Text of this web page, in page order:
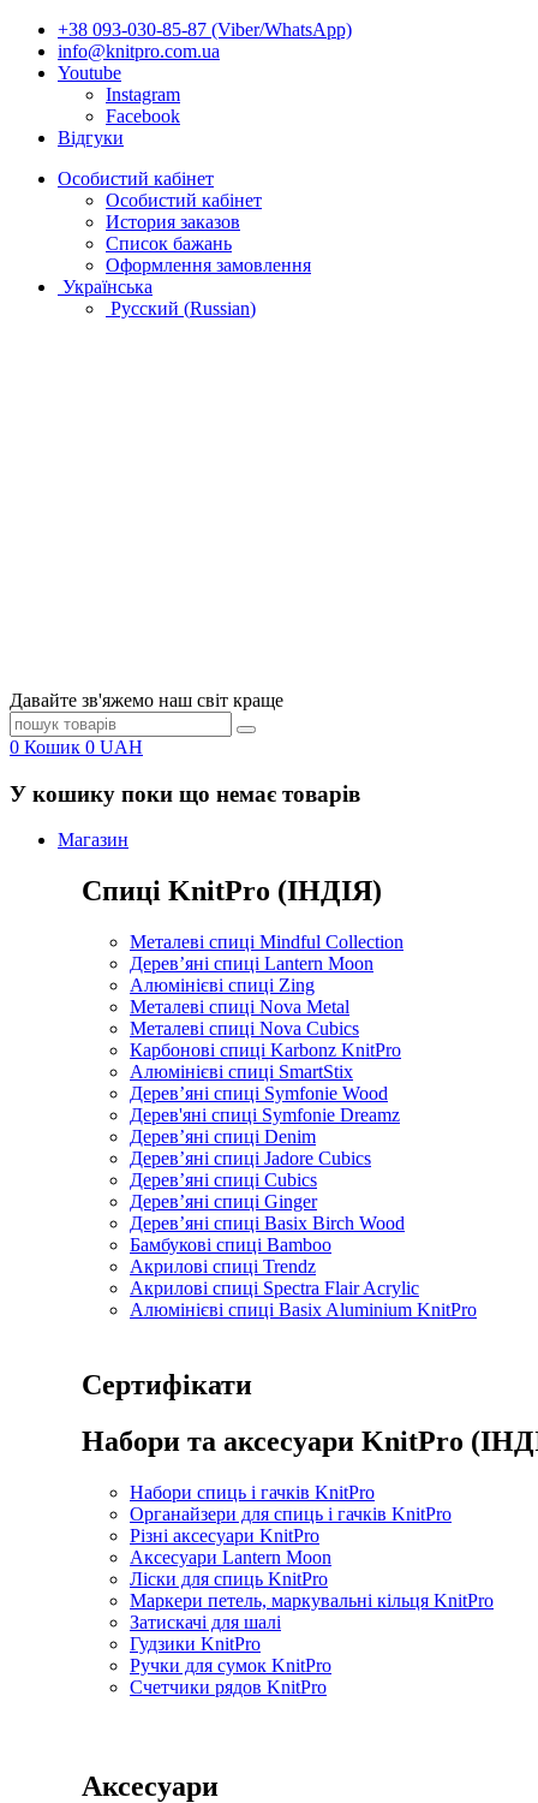
+38 093-030-85-87 (Viber/WhatsApp)
info@knitpro.com.ua
Youtube
Instagram
Facebook
Відгуки
Особистий кабінет
Особистий кабінет
История заказов
Список бажань
Оформлення замовлення
Українська
Русский (Russian)
Давайте зв'яжемо наш світ краще
0 Кошик 0 UAH
У кошику поки що немає товарів
Магазин
Спиці KnitPro (ІНДІЯ)
Металеві спиці Mindful Collection
Дерев’яні спиці Lantern Moon
Алюмінієві спиці Zing
Металеві спиці Nova Metal
Металеві спиці Nova Cubics
Карбонові спиці Karbonz KnitPro
Алюмінієві спиці SmartStix
Дерев’яні спиці Symfonie Wood
Дерев'яні спиці Symfonie Dreamz
Дерев’яні спиці Denim
Дерев’яні спиці Jadore Cubics
Дерев’яні спиці Cubics
Дерев’яні спиці Ginger
Дерев’яні спиці Basix Birch Wood
Бамбукові спиці Bamboo
Акрилові спиці Trendz
Акрилові спиці Spectra Flair Acrylic
Алюмінієві спиці Basix Aluminium KnitPro
Сертифікати
Набори та аксесуари KnitPro
Набори спиць і гачків KnitPro
Органайзери для спиць і гачків KnitPro
Різні аксесуари KnitPro
Аксесуари Lantern Moon
Ліски для спиць KnitPro
Маркери петель, маркувальні кільця KnitPro
Затискачі для шалі
Гудзики KnitPro
Ручки для сумок KnitPro
Счетчики рядов KnitPro
Аксесуари